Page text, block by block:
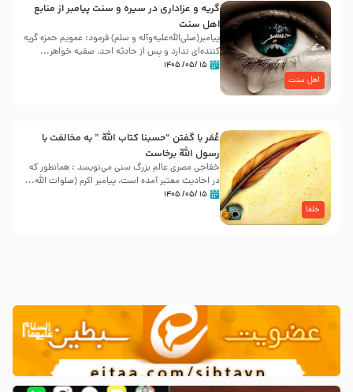
اهل سنت
گریه و عزاداری در سیره و سنت پیامبر از منابع
اهل سنت
پیامبر(صلی‌الله‌علیه‌وآله و سلم) فرمود: عمویم حمزه گریه
کننده‌ای ندارد و پس از حادثه احد، صفیه خواهر...
۱۵ /۰۵/ ۱۴۰۵
خلفا
عُمَر با گفتن “حسبنا كتاب اللّه ” به مخالفت با
رسول اللّه برخاست
خفاجی مصری عالم بزرگ سنی می‌نویسد : همانطور که
در احادیث معتبر آمده است، پیامبر اکرم (صلوات اللّه...
۱۵ /۰۵/ ۱۴۰۵